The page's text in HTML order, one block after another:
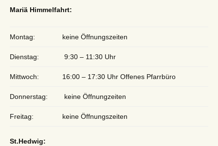
Mariä Himmelfahrt:
Montag: keine Öffnungszeiten
Dienstag: 9:30 – 11:30 Uhr
Mittwoch: 16:00 – 17:30 Uhr Offenes Pfarrbüro
Donnerstag: keine Öffnungzeiten
Freitag: keine Öffnungszeiten
St.Hedwig: